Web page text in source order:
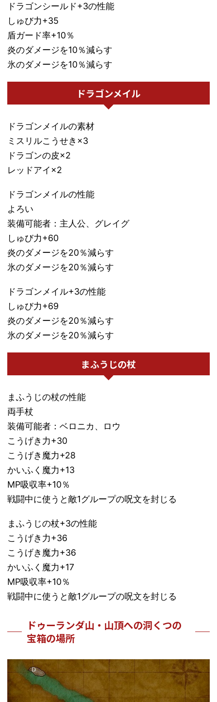
ドラゴンシールド+3の性能
しゅび力+35
盾ガード率+10％
炎のダメージを10％減らす
氷のダメージを10％減らす
ドラゴンメイル
ドラゴンメイルの素材
ミスリルこうせき×3
ドラゴンの皮×2
レッドアイ×2
ドラゴンメイルの性能
よろい
装備可能者：主人公、グレイグ
しゅび力+60
炎のダメージを20％減らす
氷のダメージを20％減らす
ドラゴンメイル+3の性能
しゅび力+69
炎のダメージを20％減らす
氷のダメージを20％減らす
まふうじの杖
まふうじの杖の性能
両手杖
装備可能者：ベロニカ、ロウ
こうげき力+30
こうげき魔力+28
かいふく魔力+13
MP吸収率+10％
戦闘中に使うと敵1グループの呪文を封じる
まふうじの杖+3の性能
こうげき力+36
こうげき魔力+36
かいふく魔力+17
MP吸収率+10％
戦闘中に使うと敵1グループの呪文を封じる
ドゥーランダ山・山頂への洞くつの
宝箱の場所